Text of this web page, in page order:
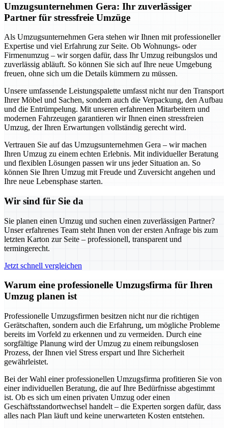
Umzugsunternehmen Gera: Ihr zuverlässiger
Partner für stressfreie Umzüge
Als Umzugsunternehmen Gera stehen wir Ihnen mit professioneller
Expertise und viel Erfahrung zur Seite. Ob Wohnungs- oder
Firmenumzug – wir sorgen dafür, dass Ihr Umzug reibungslos und
zuverlässig abläuft. So können Sie sich auf Ihre neue Umgebung
freuen, ohne sich um die Details kümmern zu müssen.
Unsere umfassende Leistungspalette umfasst nicht nur den Transport
Ihrer Möbel und Sachen, sondern auch die Verpackung, den Aufbau
und die Entrümpelung. Mit unseren erfahrenen Mitarbeitern und
modernen Fahrzeugen garantieren wir Ihnen einen stressfreien
Umzug, der Ihren Erwartungen vollständig gerecht wird.
Vertrauen Sie auf das Umzugsunternehmen Gera – wir machen
Ihren Umzug zu einem echten Erlebnis. Mit individueller Beratung
und flexiblen Lösungen passen wir uns jeder Situation an. So
können Sie Ihren Umzug mit Freude und Zuversicht angehen und
Ihre neue Lebensphase starten.
Wir sind für Sie da
Sie planen einen Umzug und suchen einen zuverlässigen Partner?
Unser erfahrenes Team steht Ihnen von der ersten Anfrage bis zum
letzten Karton zur Seite – professionell, transparent und
termingerecht.
Jetzt schnell vergleichen
Warum eine professionelle Umzugsfirma für Ihren
Umzug planen ist
Professionelle Umzugsfirmen besitzen nicht nur die richtigen
Gerätschaften, sondern auch die Erfahrung, um mögliche Probleme
bereits im Vorfeld zu erkennen und zu vermeiden. Durch eine
sorgfältige Planung wird der Umzug zu einem reibungslosen
Prozess, der Ihnen viel Stress erspart und Ihre Sicherheit
gewährleistet.
Bei der Wahl einer professionellen Umzugsfirma profitieren Sie von
einer individuellen Beratung, die auf Ihre Bedürfnisse abgestimmt
ist. Ob es sich um einen privaten Umzug oder einen
Geschäftsstandortwechsel handelt – die Experten sorgen dafür, dass
alles nach Plan läuft und keine unerwarteten Kosten entstehen.